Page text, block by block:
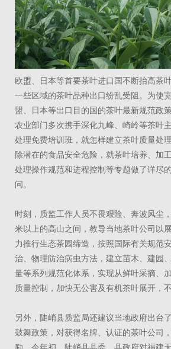
欧盟、日本等首要茶叶进口国不断抬高茶
一些区域的茶叶品种出口纷乱受阻。为使
盟、日本等出口目的国的茶叶最新规范政
农业部门多次携手深化九峰、崎岭等茶叶
处理免费培训班，就怎样建立茶叶质量处
除潜在的食品安全危险，就茶叶培养、加
处理操作规范和进程控制等专题做了详尽
问。
时刻，质监工作人员不畏艰险、奔波风尘
米以上的高山之间，教导当地茶叶公司以
力推行生态茶园缔造，按照国际有关规范
治、物理防治病虫方法，建立苗木、建园
量等系列规范化体系，实现从鲜叶采摘、
质量控制，加快无公害及有机茶叶展开，
另外，陡峭县质监局还建议当地政府出台
鼓舞政策，对获得名牌、认证的茶叶公司